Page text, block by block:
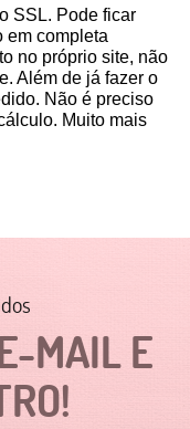
SSL. Pode ficar
em completa
no próprio site, não
Além de já fazer o
Não é preciso
Muito mais
MAIL E